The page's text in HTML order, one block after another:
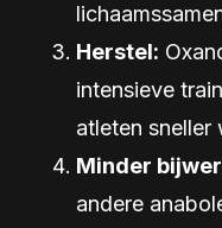
Herstel:
intensieve
atleten sneller
Minder
andere